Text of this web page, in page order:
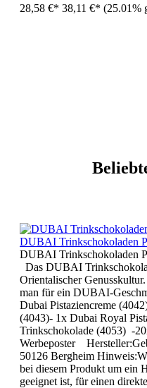
28,58 €* 38,11 €* (25.01%
DUBAI Trinkschokoladen
DUBAI
Das DUBAI
Orientalischer
man für ein DUBAI-
Dubai Pistaziencreme
(4043)- 1x Dubai Royal
Trinkschokolade (4053) -
Werbeposter
50126 Bergheim
bei diesem Produkt um ein
geeignet ist, für einen